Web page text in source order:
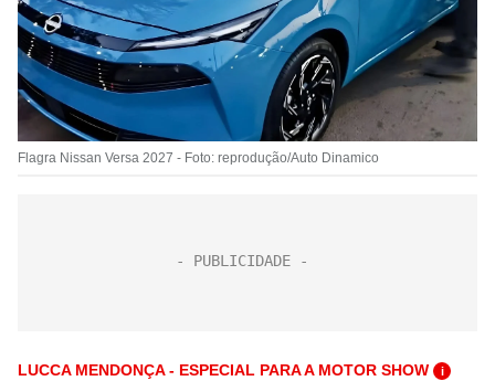
Flagra Nissan Versa 2027 - Foto: reprodução/Auto Dinamico
LUCCA MENDONÇA - ESPECIAL PARA A MOTOR SHOW i